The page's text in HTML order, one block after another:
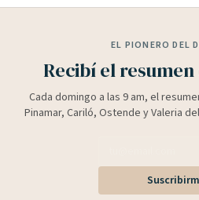
EL PIONERO DEL
Recibí el
Cada domingo a las 9 am, el
Pinamar, Cariló, Ostende y Valeria